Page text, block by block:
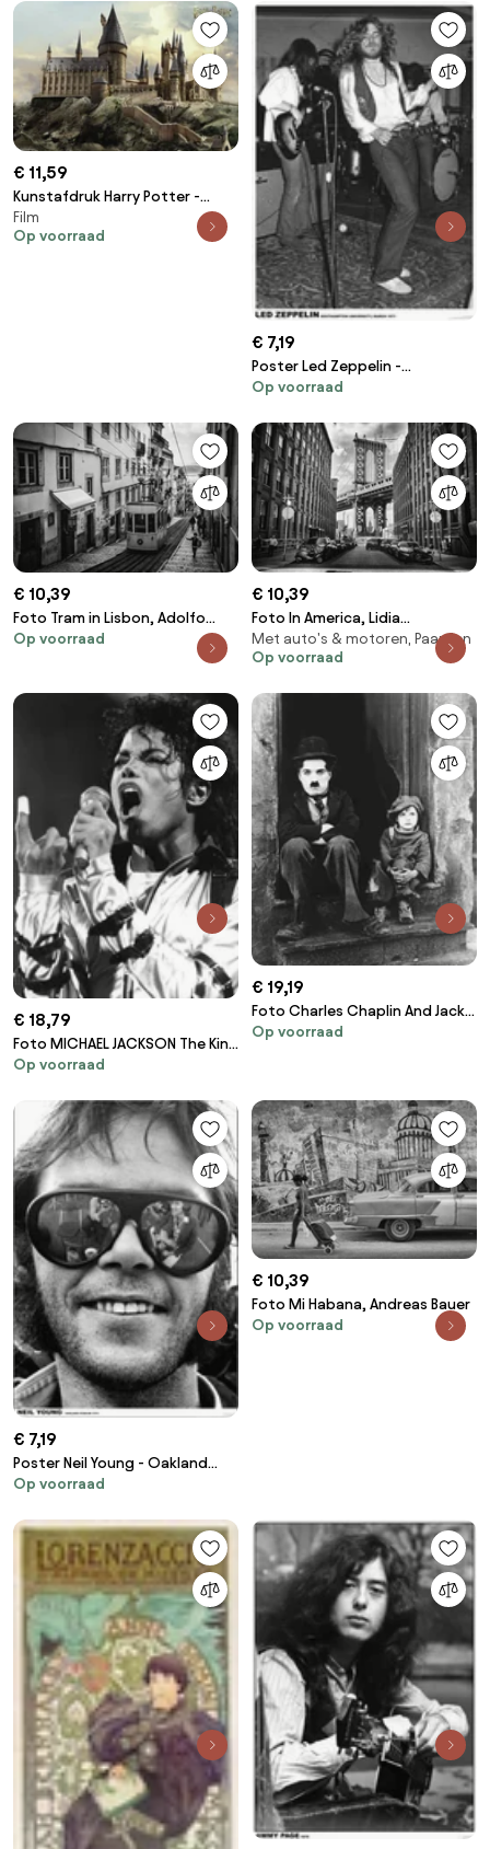
€ 11,59
Kunstafdruk Harry Potter -
Hogwarts
Film
Op voorraad
€ 7,19
Poster Led Zeppelin -
Southampton Uni
Op voorraad
€ 10,39
Foto Tram in Lisbon, Adolfo
Urrutia
Op voorraad
€ 10,39
Foto In America, Lidia
Vanhamme
Met auto's & motoren, Paarden
Op voorraad
€ 18,79
Foto MICHAEL JACKSON The King
of Pop', .
Op voorraad
€ 19,19
Foto Charles Chaplin And Jackie
Coogan
Op voorraad
€ 7,19
Poster Neil Young - Oakland
1974
Op voorraad
€ 10,39
Foto Mi Habana, Andreas Bauer
Op voorraad